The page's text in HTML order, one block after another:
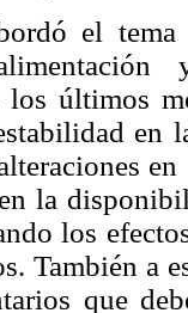
el
los últimos
en
la
los
También a
que